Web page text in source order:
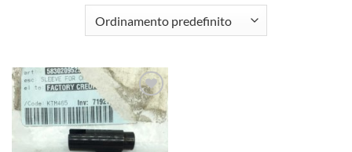
Aggiungi
alla lista
dei
desideri